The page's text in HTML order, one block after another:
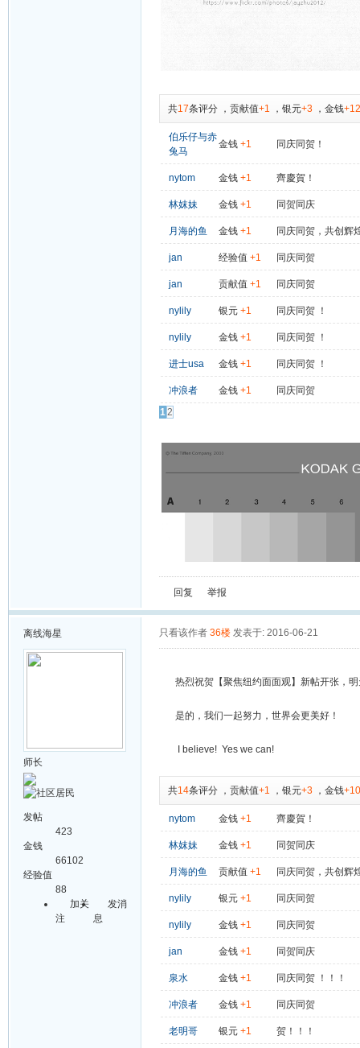
共17条评分 ， 贡献值+1 ， 银元+3 ， 金钱+12
伯乐仔与赤
兔马
金钱 +1 同庆同贺！
nytom 金钱 +1 齊慶賀！
林妺妹 金钱 +1 同贺同庆
月海的鱼 金钱 +1 同庆同贺，共创辉
jan 经验值 +1 同庆同贺
jan 贡献值 +1 同庆同贺
nylily 银元 +1 同庆同贺 ！
nylily 金钱 +1 同庆同贺 ！
进士usa 金钱 +1 同庆同贺 ！
冲浪者 金钱 +1
同庆同贺
12
回复 举报
离线海星
师长
发帖
423
金钱
66102
经验值
88
加关
注
发消
息
只看该作者 36楼 发表于: 2016-06-21
热烈祝贺【聚焦纽约面面观】新帖开张，明
是的，我们一起努力，世界会更美好！
I believe! Yes we can!
共14条评分 ， 贡献值+1 ， 银元+3 ， 金钱+10
nytom 金钱 +1 齊慶賀！
林妺妹 金钱 +1 同贺同庆
月海的鱼 贡献值 +1 同庆同贺，共创辉
nylily 银元 +1 同庆同贺
nylily 金钱 +1 同庆同贺
jan 金钱 +1 同贺同庆
泉水 金钱 +1 同庆同贺 ！！！
冲浪者 金钱 +1 同庆同贺
老明哥 银元 +1 贺！！！